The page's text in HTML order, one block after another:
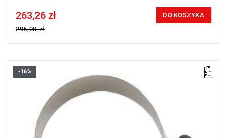
Price tax included
263,26 zł
295,00 zł
DO KOSZYKA
-16%